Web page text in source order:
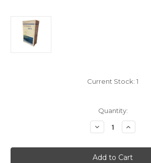
Current Stock: 1
Quantity:
Decrease
Quantity
五
虎
Increase
Quantity
五
虎